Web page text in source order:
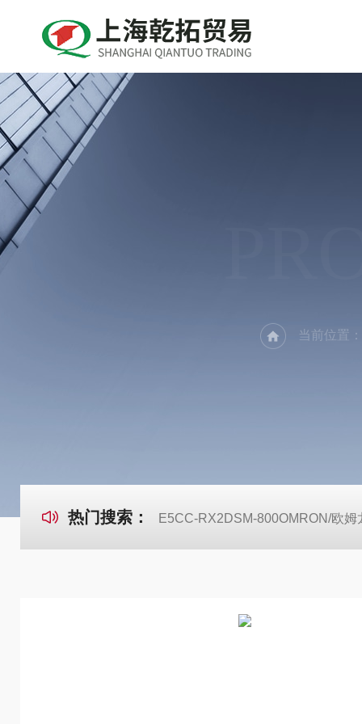
当前位置：
热门搜索： E5CC-RX2DSM-800OMRON/欧